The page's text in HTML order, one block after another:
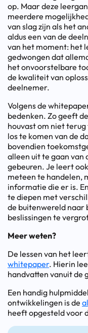
op. Maar deze
meerdere
van slag zijn als het
aldus een van de
van het moment: het
gedwongen dat
het onvoorstelbare
de kwaliteit van
deelnemer.
Volgens de
bedenken. Zo geeft
houvast om niet
los te komen van de
bovendien
alleen uit te gaan
gebeuren. Je leert
meteen te handelen,
informatie die er is.
te diepen met
de buitenwereld naar
beslissingen te
Meer weten?
De lessen van het
whitepaper. Hierin
handvatten vanuit de
Een handig
ontwikkelingen is de
heeft opgesteld voor